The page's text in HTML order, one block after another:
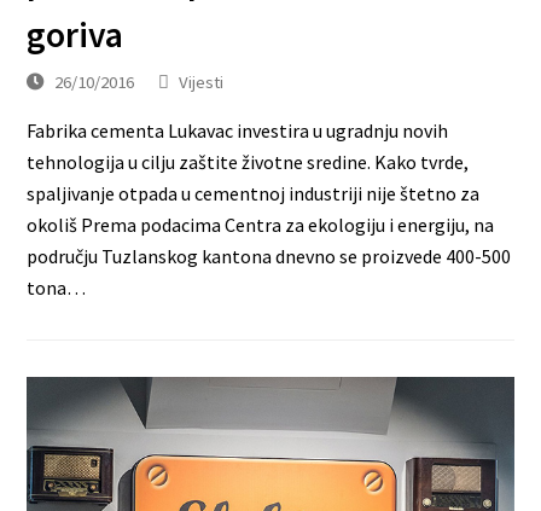
goriva
26/10/2016 Vijesti
Fabrika cementa Lukavac investira u ugradnju novih
tehnologija u cilju zaštite životne sredine. Kako tvrde,
spaljivanje otpada u cementnoj industriji nije štetno za
okoliš Prema podacima Centra za ekologiju i energiju, na
području Tuzlanskog kantona dnevno se proizvede 400-500
tona…